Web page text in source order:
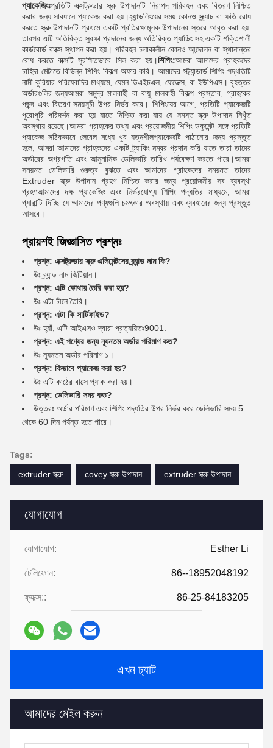
যোগাযোগ
যোগাযোগ: Esther Li
টেলিফোন: 86--18952048192
ফ্যাক্স:: 86-25-84183205
এখন চ্যাট
আমাদের মেইল করুন
প্যাকেজিংঃপ্রতিটি এক্সট্রুডার স্ক্রু উপাদানটি নিরাপদ পরিবহন এবং বিতরণ নিশ্চিত
করার জন্য সাবধানে প্যাকেজ করা হয়।হ্যান্ডলিংয়ের সময় কোনও স্ক্র্যাচ বা ক্ষতি রোধ
করতে স্ক্রু উপাদানটি প্রথমে একটি প্রতিরক্ষামূলক উপাদানের স্তরে আবৃত করা হয়.
তারপর এটি অতিরিক্ত সুরক্ষা প্রদানের জন্য অতিরিক্ত প্যাডিং সহ একটি শক্তিশালী
কার্ডবোর্ড বাক্সে স্থাপন করা হয়। পরিবহন চলাকালীন কোনও আন্দোলন বা স্থানান্তর
রোধ করতে বাক্সটি সুরক্ষিতভাবে সিল করা হয়।শিপিং:আমরা আমাদের গ্রাহকদের
চাহিদা মেটাতে বিভিন্ন শিপিং বিকল্প অফার করি। আমাদের স্ট্যান্ডার্ড শিপিং পদ্ধতিটি
নামী কুরিয়ার পরিষেবাদির মাধ্যমে, যেমন ডিএইচএল, ফেডেক্স, বা ইউপিএস। বৃহত্তর
অর্ডারগুলির জন্যআমরা সমুদ্র মালবাহী বা বায়ু মালবাহী বিকল্প প্রস্তাব, গ্রাহকের
পছন্দ এবং বিতরণ সময়সূচী উপর নির্ভর করে। শিপিংয়ের আগে, প্রতিটি প্যাকেজটি
পুরোপুরি পরিদর্শন করা হয় যাতে নিশ্চিত করা যায় যে সমস্ত স্ক্রু উপাদান নিখুঁত
অবস্থায় রয়েছে।আমরা গ্রাহকের তথ্য এবং প্রয়োজনীয় শিপিং ডকুমেন্ট সঙ্গে প্রতিটি
প্যাকেজ সঠিকভাবে লেবেল মধ্যে খুব যত্নশীলপ্যাকেজটি পাঠানোর জন্য প্রস্তুত
হলে, আমরা আমাদের গ্রাহকদের একটি ট্র্যাকিং নম্বর প্রদান করি যাতে তারা তাদের
অর্ডারের অগ্রগতি এবং আনুমানিক ডেলিভারি তারিখ পর্যবেক্ষণ করতে পারে।আমরা
সময়মত ডেলিভারি গুরুত্ব বুঝতে এবং আমাদের গ্রাহকদের সময়মত তাদের
Extruder স্ক্রু উপাদান গ্রহণ নিশ্চিত করার জন্য প্রয়োজনীয় সব ব্যবস্থা
গ্রহণআমাদের দক্ষ প্যাকেজিং এবং নির্ভরযোগ্য শিপিং পদ্ধতির মাধ্যমে, আমরা
গ্যারান্টি দিচ্ছি যে আমাদের পণ্যগুলি চমৎকার অবস্থায় এবং ব্যবহারের জন্য প্রস্তুত
আসবে।
প্রায়শই জিজ্ঞাসিত প্রশ্নঃ
প্রশ্ন: এক্সট্রুডার স্ক্রু এলিমেন্টসের ব্র্যান্ড নাম কি?
উঃ ব্র্যান্ড নাম জিটিয়ান।
প্রশ্ন: এটি কোথায় তৈরি করা হয়?
উঃ এটা চীনে তৈরি।
প্রশ্ন: এটা কি সার্টিফাইড?
উঃ হ্যাঁ, এটি আইএসও দ্বারা প্রত্যয়িতঃ9001.
প্রশ্ন: এই পণ্যের জন্য ন্যূনতম অর্ডার পরিমাণ কত?
উঃ ন্যূনতম অর্ডার পরিমাণ ১।
প্রশ্ন: কিভাবে প্যাকেজ করা হয়?
উঃ এটি কাঠের বাক্সে প্যাক করা হয়।
প্রশ্ন: ডেলিভারি সময় কত?
উত্তরঃ অর্ডার পরিমাণ এবং শিপিং পদ্ধতির উপর নির্ভর করে ডেলিভারি সময় 5
থেকে 60 দিন পর্যন্ত হতে পারে।
Tags:
extruder স্ক্রু
covey স্ক্রু উপাদান extruder স্ক্রু উপাদান